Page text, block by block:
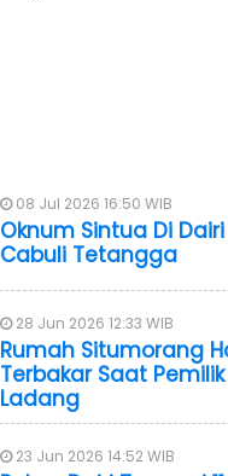
08 Jul 2026 16:50 WIB
Oknum Sintua Di
Cabuli Tetangga
28 Jun 2026 12:33 WIB
Rumah Situmorang
Terbakar Saat
Ladang
23 Jun 2026 14:52 WIB